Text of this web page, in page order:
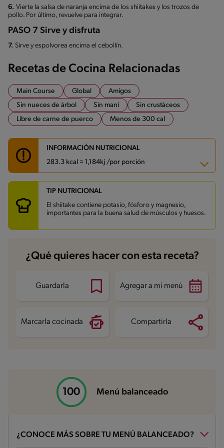
6. Vierte la salsa de naranja encima de los shiitakes y los trozos de
pollo. Por último, revuelve para integrar.
PASO 7 Sirve y disfruta
7. Sirve y espolvorea encima el cebollín.
Recetas de Cocina Relacionadas
Main Course Global
Amigos
Sin nueces de árbol
Sin maní
Sin crustáceos
Libre de carne de puerco
Menos de 300 cal
INFORMACIÓN NUTRICIONAL
283.3 kcal = 1,184kj /por porción
Carbohidratos 29.1 g
Energía 283.3 kcal
Grasas 8.9 g
Fibra
Azúcares
TIP NUTRICIONAL
El shiitake contiene potasio, fósforo y magnesio,
importantes para la buena salud de músculos y huesos.
¿Qué quieres hacer con esta receta?
Guardarla Agregar a mi menú
Marcarla cocinada Compartirla
Menú balanceado
¿CONOCE MÁS SOBRE TU MENÚ BALANCEADO?